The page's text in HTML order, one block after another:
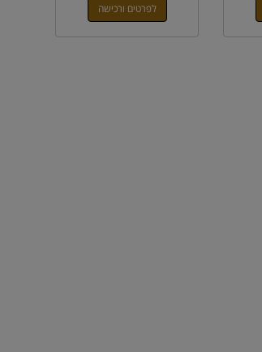
לפרטים ורכישה